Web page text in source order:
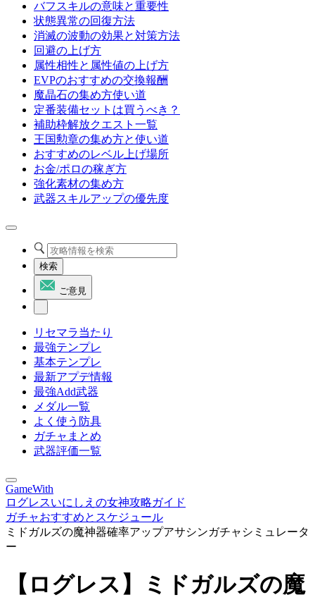
バフスキルの意味と重要性
状態異常の回復方法
消滅の波動の効果と対策方法
回避の上げ方
属性相性と属性値の上げ方
EVPのおすすめの交換報酬
魔晶石の集め方使い道
定番装備セットは買うべき？
補助枠解放クエスト一覧
王国勲章の集め方と使い道
おすすめのレベル上げ場所
お金/ポロの稼ぎ方
強化素材の集め方
武器スキルアップの優先度
検索
ご意見
リセマラ当たり
最強テンプレ
基本テンプレ
最新アプデ情報
最強Add武器
メダル一覧
よく使う防具
ガチャまとめ
武器評価一覧
GameWith
ログレスいにしえの女神攻略ガイド
ガチャおすすめとスケジュール
ミドガルズの魔神器確率アップアサシンガチャシミュレータ
ー
【ログレス】ミドガルズの魔